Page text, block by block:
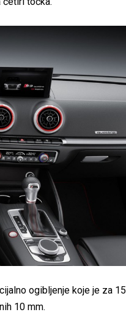
ogibljenje koje je za 15
10 mm.